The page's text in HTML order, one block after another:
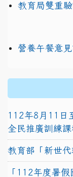
教育局雙重
營養午餐意
112年8月11日
全民推廣訓練
教育部「新世代
「112年度暑